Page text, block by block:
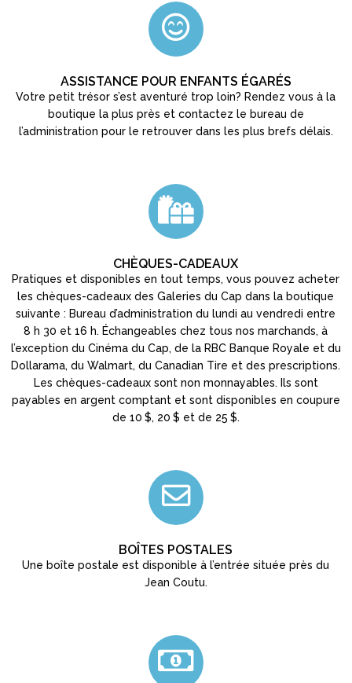
ASSISTANCE POUR ENFANTS ÉGARÉS
Votre petit trésor s’est aventuré trop loin? Rendez vous à la
boutique la plus près et contactez le bureau de
l’administration pour le retrouver dans les plus brefs délais.
CHÈQUES-CADEAUX
Pratiques et disponibles en tout temps, vous pouvez acheter
les chèques-cadeaux des Galeries du Cap dans la boutique
suivante : Bureau d’administration du lundi au vendredi entre
8 h 30 et 16 h. Échangeables chez tous nos marchands, à
l’exception du Cinéma du Cap, de la RBC Banque Royale et du
Dollarama, du Walmart, du Canadian Tire et des prescriptions.
Les chèques-cadeaux sont non monnayables. Ils sont
payables en argent comptant et sont disponibles en coupure
de 10 $, 20 $ et de 25 $.
BOÎTES POSTALES
Une boîte postale est disponible à l’entrée située près du
Jean Coutu.